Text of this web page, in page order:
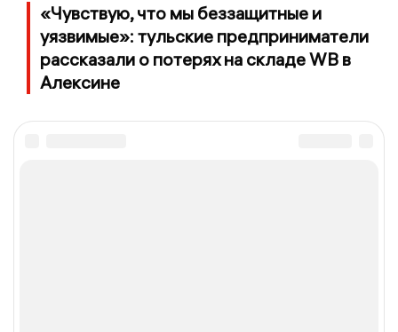
«Чувствую, что мы беззащитные и
уязвимые»: тульские предприниматели
рассказали о потерях на складе WB в
Алексине